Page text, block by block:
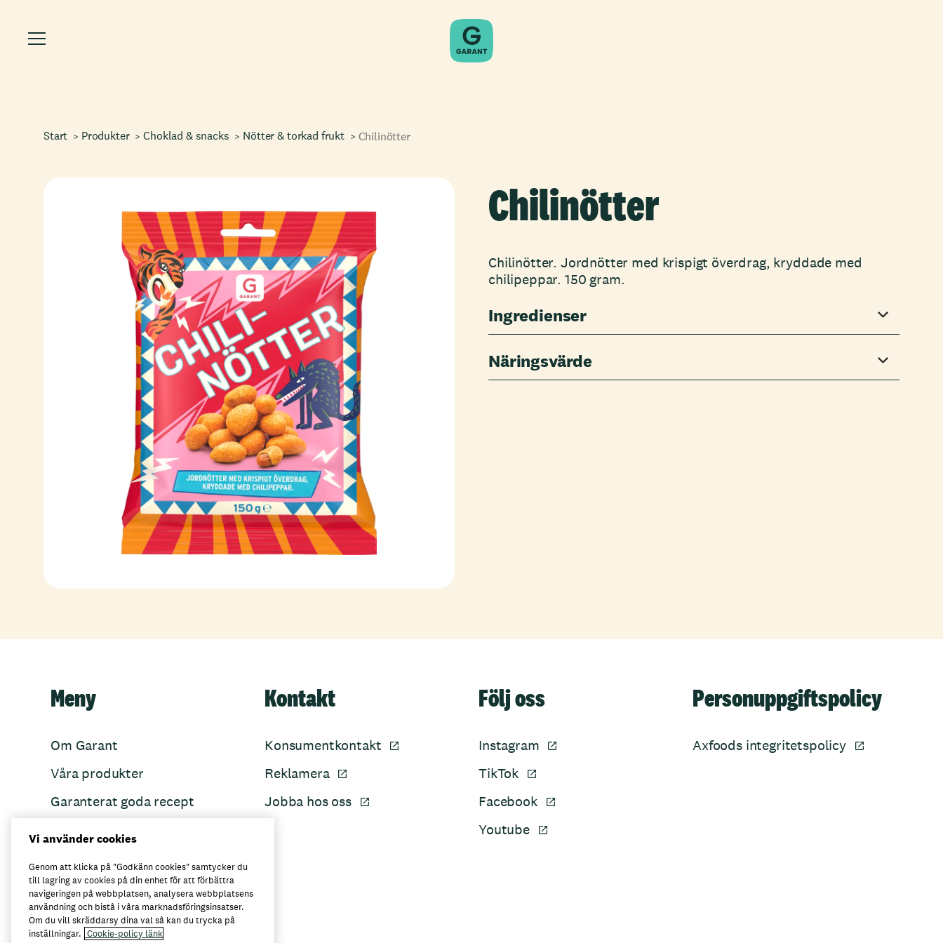
Start Produkter Choklad & snacks Nötter & torkad frukt Chilinötter
Chilinötter
Chilinötter. Jordnötter med krispigt överdrag, kryddade med
chilipeppar. 150 gram.
Ingredienser
Näringsvärde
Meny
Om Garant
Våra produkter
Garanterat goda recept
Kontakt
Konsumentkontakt
Reklamera
Jobba hos oss
Följ oss
Instagram
TikTok
Facebook
Youtube
Personuppgiftspolicy
Axfoods integritetspolicy
Här kan du köpa Garant
Vi använder cookies
Genom att klicka på "Godkänn cookies" samtycker du
till lagring av cookies på din enhet för att förbättra
navigeringen på webbplatsen, analysera webbplatsens
användning och bistå i våra marknadsföringsinsatser.
Om du vill skräddarsy dina val så kan du trycka på
inställningar. Cookie-policy länk